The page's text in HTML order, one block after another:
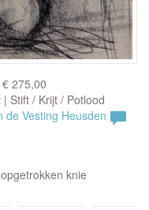
275,00
Stift / Krijt / Potlood
de Vesting Heusden
knie